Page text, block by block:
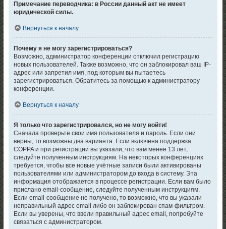
Примечание переводчика: в России данный акт не имеет
юридической силы..
Вернуться к началу
Почему я не могу зарегистрироваться?
Возможно, администратор конференции отключил регистрацию
новых пользователей. Также возможно, что он заблокировал ваш IP-
адрес или запретил имя, под которым вы пытаетесь
зарегистрироваться. Обратитесь за помощью к администратору
конференции.
Вернуться к началу
Я только что зарегистрировался, но не могу войти!
Сначала проверьте свои имя пользователя и пароль. Если они
верны, то возможны два варианта. Если включена поддержка
COPPA и при регистрации вы указали, что вам менее 13 лет,
следуйте полученным инструкциям. На некоторых конференциях
требуется, чтобы все новые учётные записи были активированы
пользователями или администратором до входа в систему. Эта
информация отображается в процессе регистрации. Если вам было
прислано email-сообщение, следуйте полученным инструкциям.
Если email-сообщение не получено, то возможно, что вы указали
неправильный адрес email либо он заблокирован спам-фильтром.
Если вы уверены, что ввели правильный адрес email, попробуйте
связаться с администратором.